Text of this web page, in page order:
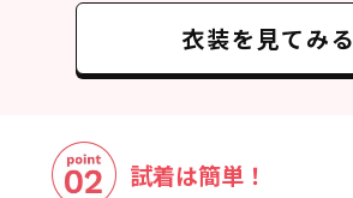
衣装を見てみる
試着は簡単！